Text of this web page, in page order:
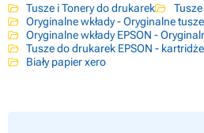
Tusze i Tonery do drukarek
Oryginalne wkłady - Oryginalne
Oryginalne wkłady EPSON -
Tusze do drukarek EPSON -
Biały papier xero